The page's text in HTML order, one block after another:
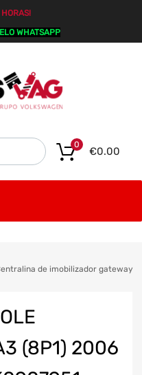
WHATSAPP
€0.00
0
de imobilizador gateway
(8P1) 2006